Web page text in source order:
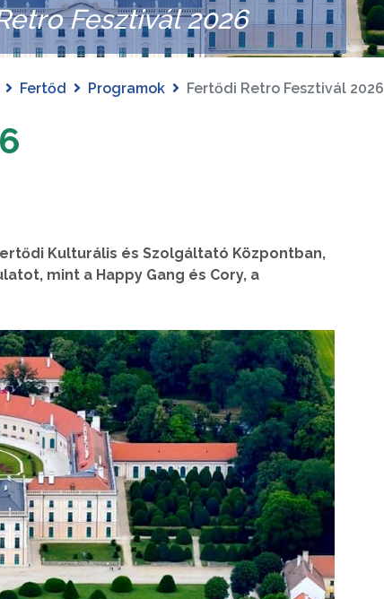
Fesztivál 2026
Fertőd Programok Fertődi Retro Fesztivál 2026
Kulturális és Szolgáltató Központban,
mint a Happy Gang és Cory, a